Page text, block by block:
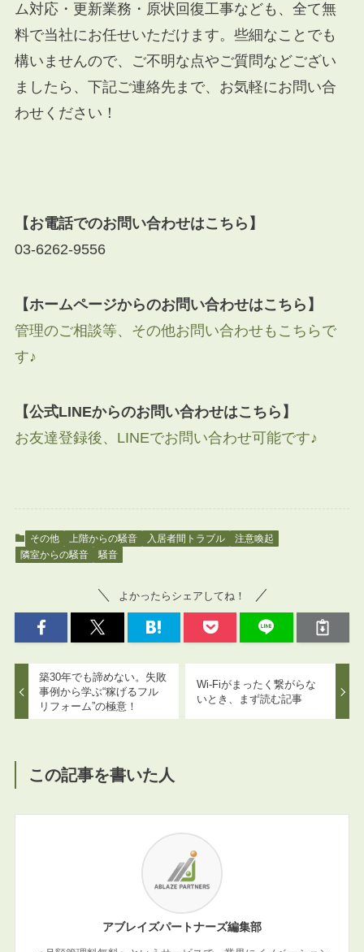
ム対応・更新業務・原状回復工事なども、全て無
料で当社にお任せいただけます。些細なことでも
構いませんので、ご不明な点やご質問などござい
ましたら、下記ご連絡先まで、お気軽にお問い合
わせください！
【お電話でのお問い合わせはこちら】
03-6262-9556
【ホームページからのお問い合わせはこちら】
管理のご相談等、その他お問い合わせもこちらで
す♪
【公式LINEからのお問い合わせはこちら】
お友達登録後、LINEでお問い合わせ可能です♪
その他 上階からの騒音 入居者間トラブル
注意喚起
隣室からの騒音
騒音
よかったらシェアしてね！
築30年でも諦めない。失敗
事例から学ぶ“稼げるフル
リフォーム”の極意！
Wi-Fiがまったく繋がらな
いとき、まず読む記事
この記事を書いた人
アブレイズパートナーズ編集部